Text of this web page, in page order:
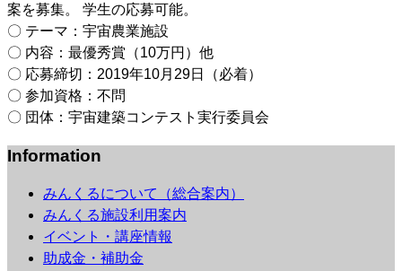
案を募集。 学生の応募可能。
〇 テーマ：宇宙農業施設
〇 内容：最優秀賞（10万円）他
〇 応募締切：2019年10月29日（必着）
〇 参加資格：不問
〇 団体：宇宙建築コンテスト実行委員会
Information
みんくるについて（総合案内）
みんくる施設利用案内
イベント・講座情報
助成金・補助金